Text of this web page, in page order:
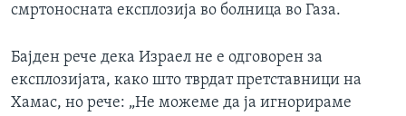
смртоносната експлозија во болница во Газа.
Бајден рече дека Израел не е одговорен за
експлозијата, како што тврдат претставници на
Хамас, но рече: „Не можеме да ја игнорираме